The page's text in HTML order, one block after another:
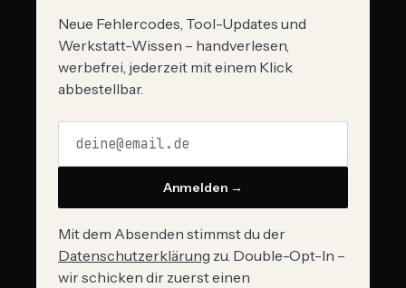
Neue Fehlercodes, Tool-Updates und
Werkstatt-Wissen – handverlesen,
werbefrei, jederzeit mit einem Klick
abbestellbar.
Anmelden →
Mit dem Absenden stimmst du der
Datenschutzerklärung zu. Double-Opt-In –
wir schicken dir zuerst einen